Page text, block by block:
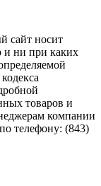
сайт носит
и ни при каких
товаров и
компании
телефону: (843)